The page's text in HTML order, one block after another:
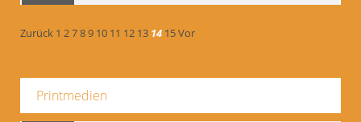
Zurück 1 2789 10 11 12 13 14 15Vor
Printmedien